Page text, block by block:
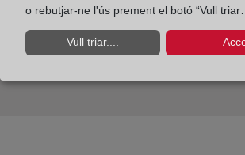
o rebutjar-ne l'ús prement el botó “Vull
Vull triar....